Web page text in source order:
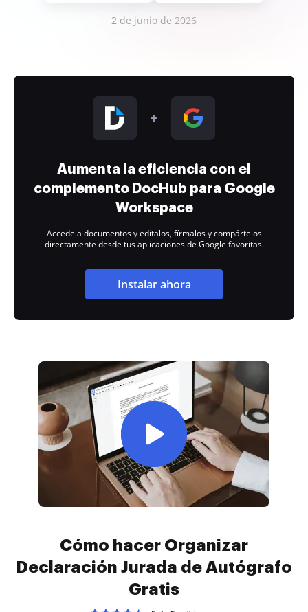
2 de junio de 2026
Aumenta la eficiencia con el
complemento DocHub para Google
Workspace
Accede a documentos y edítalos, fírmalos y compártelos
directamente desde tus aplicaciones de Google favoritas.
Instalar ahora
Cómo hacer Organizar
Declaración Jurada de Autógrafo
Gratis